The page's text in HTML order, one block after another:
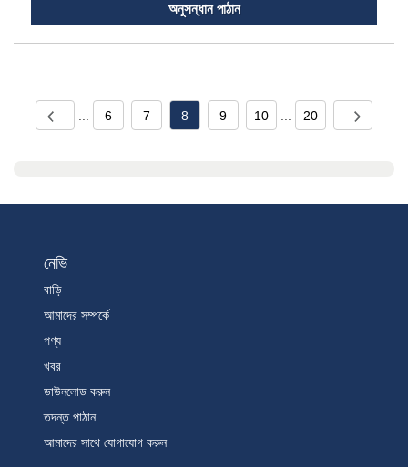
অনুসন্ধান পাঠান
... 6 7 8 9 10 ... 20
নেভি
বাড়ি
আমাদের সম্পর্কে
পণ্য
খবর
ডাউনলোড করুন
তদন্ত পাঠান
আমাদের সাথে যোগাযোগ করুন